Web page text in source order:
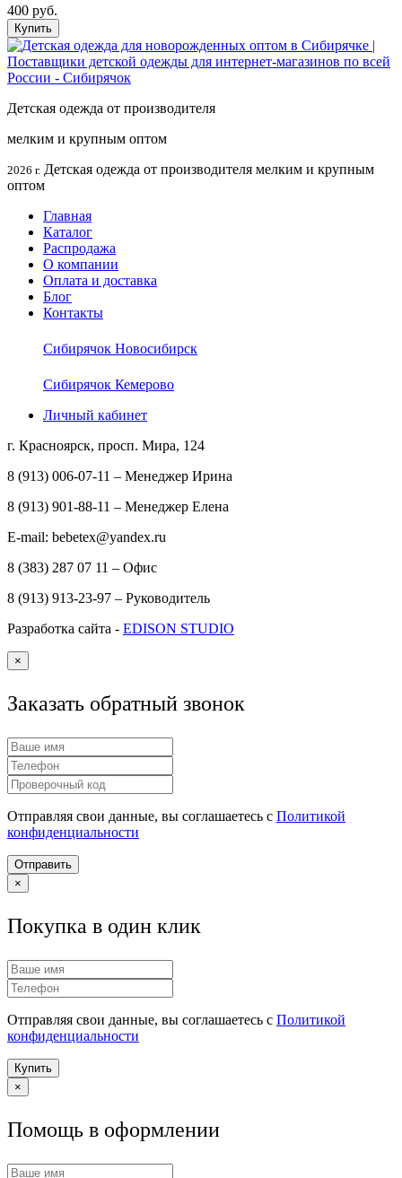
400 руб.
Купить
Детская одежда от производителя
мелким и крупным оптом
2026 г. Детская одежда от производителя мелким и крупным
оптом
Главная
Каталог
Распродажа
О компании
Оплата и доставка
Блог
Контакты
Сибирячок Новосибирск
Сибирячок Кемерово
Личный кабинет
г. Красноярск, просп. Мира, 124
8 (913) 006-07-11 – Менеджер Ирина
8 (913) 901-88-11 – Менеджер Елена
E-mail: bebetex@yandex.ru
8 (383) 287 07 11 – Офис
8 (913) 913-23-97 – Руководитель
Разработка сайта - EDISON STUDIO
×
Заказать обратный звонок
Отправляя свои данные, вы соглашаетесь с Политикой
конфиденциальности
Отправить
×
Покупка в один клик
Отправляя свои данные, вы соглашаетесь с Политикой
конфиденциальности
Купить
×
Помощь в оформлении